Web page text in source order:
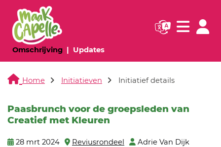
Omschrijving(huidige pagina)
Updates(huidige pagina)
Navigatie
Home Initiatieven Initiatief details
Paasbrunch voor de groepsleden van
Creatief met Kleuren
28 mrt 2024 Reviusrondeel
Adrie Van Dijk